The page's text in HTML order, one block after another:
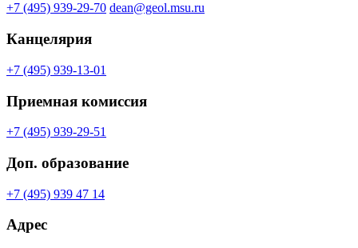
+7 (495) 939-29-70 dean@geol.msu.ru
Канцелярия
+7 (495) 939-13-01
Приемная комиссия
+7 (495) 939-29-51
Доп. образование
+7 (495) 939 47 14
Адрес